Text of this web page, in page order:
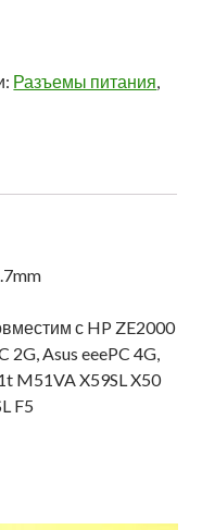
Разъемы питания,
с HP ZE2000
2G, Asus eeePC 4G,
M51VA X59SL X50
F5